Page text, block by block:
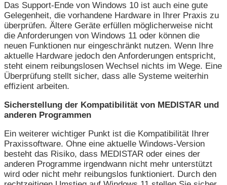
Das Support-Ende von Windows 10 ist auch eine gute
Gelegenheit, die vorhandene Hardware in Ihrer Praxis zu
überprüfen. Ältere Geräte erfüllen möglicherweise nicht
die Anforderungen von Windows 11 oder können die
neuen Funktionen nur eingeschränkt nutzen. Wenn Ihre
aktuelle Hardware jedoch den Anforderungen entspricht,
steht einem reibungslosen Wechsel nichts im Wege. Eine
Überprüfung stellt sicher, dass alle Systeme weiterhin
effizient arbeiten.
Sicherstellung der Kompatibilität von MEDISTAR und
anderen Programmen
Ein weiterer wichtiger Punkt ist die Kompatibilität Ihrer
Praxissoftware. Ohne eine aktuelle Windows-Version
besteht das Risiko, dass MEDISTAR oder eines der
anderen Programme irgendwann nicht mehr unterstützt
wird oder nicht mehr reibungslos funktioniert. Durch den